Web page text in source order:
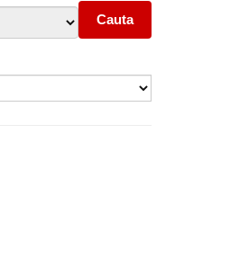
Cauta